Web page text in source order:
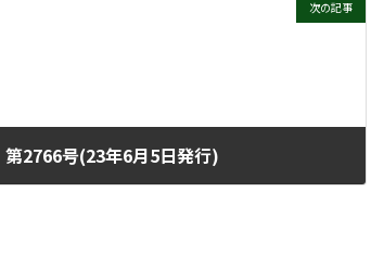
次の記事
第2766号(23年6月5日発行)